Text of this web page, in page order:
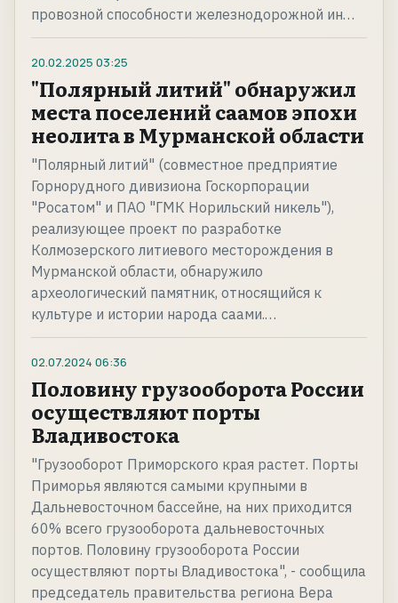
провозной способности железнодорожной ин…
20.02.2025 03:25
"Полярный литий" обнаружил
места поселений саамов эпохи
неолита в Мурманской области
"Полярный литий" (совместное предприятие
Горнорудного дивизиона Госкорпорации
"Росатом" и ПАО "ГМК Норильский никель"),
реализующее проект по разработке
Колмозерского литиевого месторождения в
Мурманской области, обнаружило
археологический памятник, относящийся к
культуре и истории народа саами.…
02.07.2024 06:36
Половину грузооборота России
осуществляют порты
Владивостока
"Грузооборот Приморского края растет. Порты
Приморья являются самыми крупными в
Дальневосточном бассейне, на них приходится
60% всего грузооборота дальневосточных
портов. Половину грузооборота России
осуществляют порты Владивостока", - сообщила
председатель правительства региона Вера